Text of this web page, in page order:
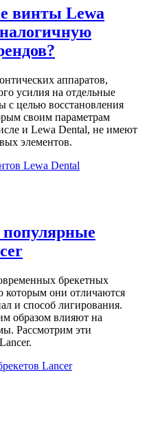
винты Lewa
аппаратов,
усилия на отдельные
с целью восстановления
своим параметрам
и Lewa Dental, не имеют
элементов.
Lewa Dental
брекетных
которым они отличаются
и способ лигирования.
образом влияют на
Рассмотрим эти
Lancer